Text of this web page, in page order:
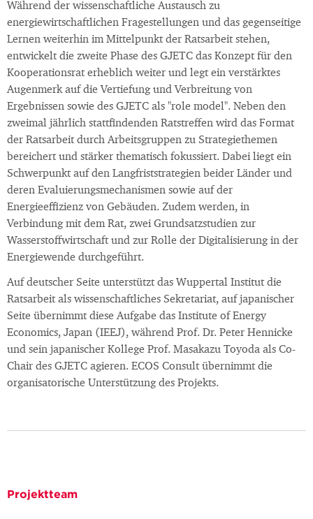
Während der wissenschaftliche Austausch zu
energiewirtschaftlichen Fragestellungen und das gegenseitige
Lernen weiterhin im Mittelpunkt der Ratsarbeit stehen,
entwickelt die zweite Phase des GJETC das Konzept für den
Kooperationsrat erheblich weiter und legt ein verstärktes
Augenmerk auf die Vertiefung und Verbreitung von
Ergebnissen sowie des GJETC als "role model". Neben den
zweimal jährlich stattfindenden Ratstreffen wird das Format
der Ratsarbeit durch Arbeitsgruppen zu Strategiethemen
bereichert und stärker thematisch fokussiert. Dabei liegt ein
Schwerpunkt auf den Langfriststrategien beider Länder und
deren Evaluierungsmechanismen sowie auf der
Energieeffizienz von Gebäuden. Zudem werden, in
Verbindung mit dem Rat, zwei Grundsatzstudien zur
Wasserstoffwirtschaft und zur Rolle der Digitalisierung in der
Energiewende durchgeführt.
Auf deutscher Seite unterstützt das Wuppertal Institut die
Ratsarbeit als wissenschaftliches Sekretariat, auf japanischer
Seite übernimmt diese Aufgabe das Institute of Energy
Economics, Japan (IEEJ), während Prof. Dr. Peter Hennicke
und sein japanischer Kollege Prof. Masakazu Toyoda als Co-
Chair des GJETC agieren. ECOS Consult übernimmt die
organisatorische Unterstützung des Projekts.
Projektteam